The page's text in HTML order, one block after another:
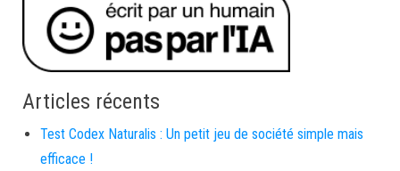
Articles récents
Test Codex Naturalis : Un petit jeu de société simple mais
efficace !